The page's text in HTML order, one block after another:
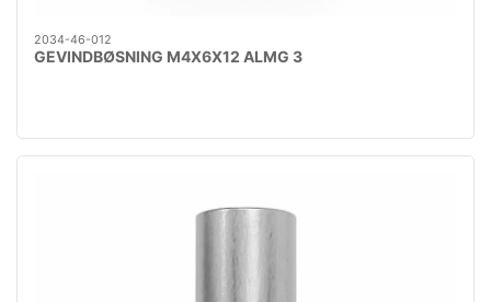
2034-46-012
GEVINDBØSNING M4X6X12 ALMG 3